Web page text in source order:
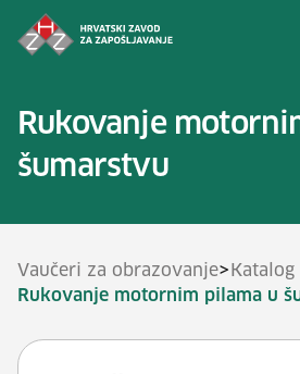
Rukovanje
šumarstvu
Vaučeri za obrazovanje>
Rukovanje motornim pilama u